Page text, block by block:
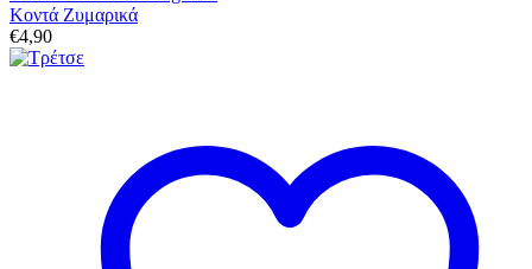
Κοντά Ζυμαρικά
€4,90